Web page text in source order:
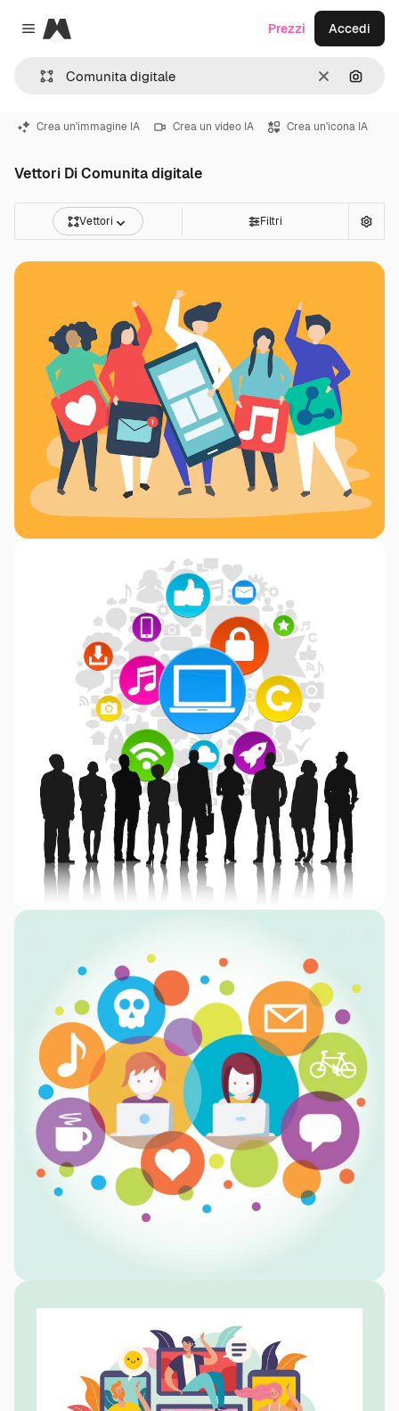
Close menu
Magnific
CancellaCerca
Prezzi Accedi
Crea un'immagine IA Crea un video IA Crea un'icona IA
Vettori Di Comunita digitale
Vettori Filtri